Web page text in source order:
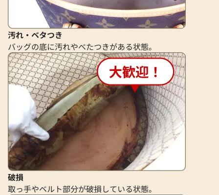
サンローラン ベルト レザー
参考買取価格
29,000円
2026年6月3日時点
サンローラン ブロ
参考買取価格
16,000円
2025年9月17日時
汚れ・ベタつき
バッグの底に汚れやべたつきがある状態。
破損
取っ手やベルト部分が破損している状態。